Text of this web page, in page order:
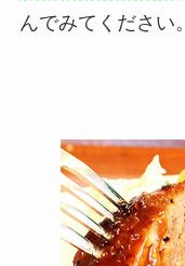
んでみてください。